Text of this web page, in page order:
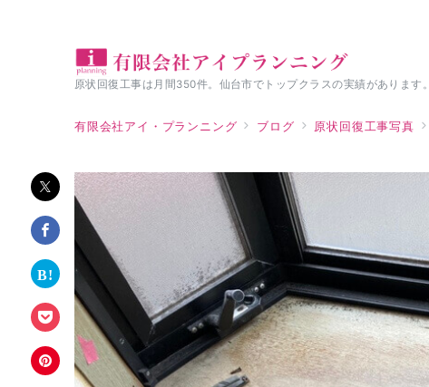
原状回復工事は月間350件。仙台市でトップクラスの実績があります。
有限会社アイ・プランニング ブログ 原状回復工事写真